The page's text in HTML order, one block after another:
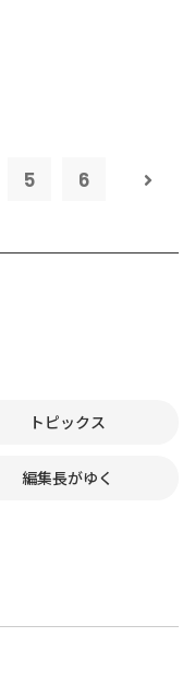
5 6
トピックス
編集長がゆく